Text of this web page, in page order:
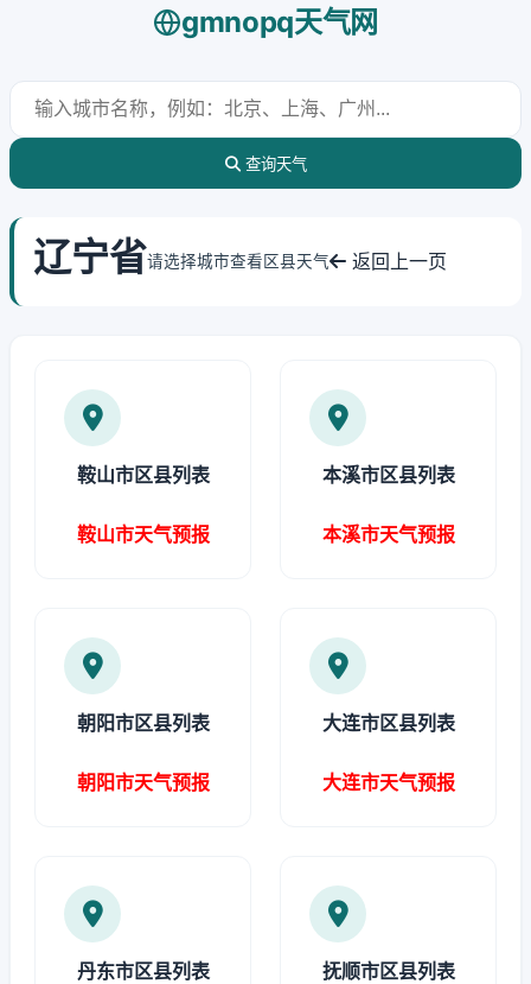
gmnopq天气网
查询天气
辽宁省请选择城市查看区县天气 返回上一页
鞍山市区县列表
鞍山市天气预报
本溪市区县列表
本溪市天气预报
朝阳市区县列表
朝阳市天气预报
大连市区县列表
大连市天气预报
丹东市区县列表 抚顺市区县列表